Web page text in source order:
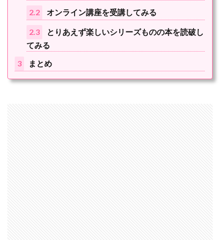
2.2
オンライン講座を受講してみる
2.3
とりあえず楽しいシリーズものの本を読破し
てみる
3
まとめ